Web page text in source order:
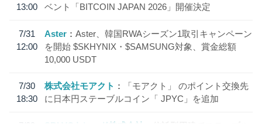
13:00
ベント「BITCOIN JAPAN 2026」開催決定
7/31
12:00
Aster
Aster、韓国RWAシーズン1取引キャンペーン
を開始 $SKHYNIX・$SAMSUNG対象、賞金総額
10,000 USDT
7/30
18:30
株式会社モアクト
「モアクト」 のポイント交換先
に日本円ステーブルコイン「 JPYC」を追加
7/29
SBI VCトレード株式会社
信託型円建てステーブル